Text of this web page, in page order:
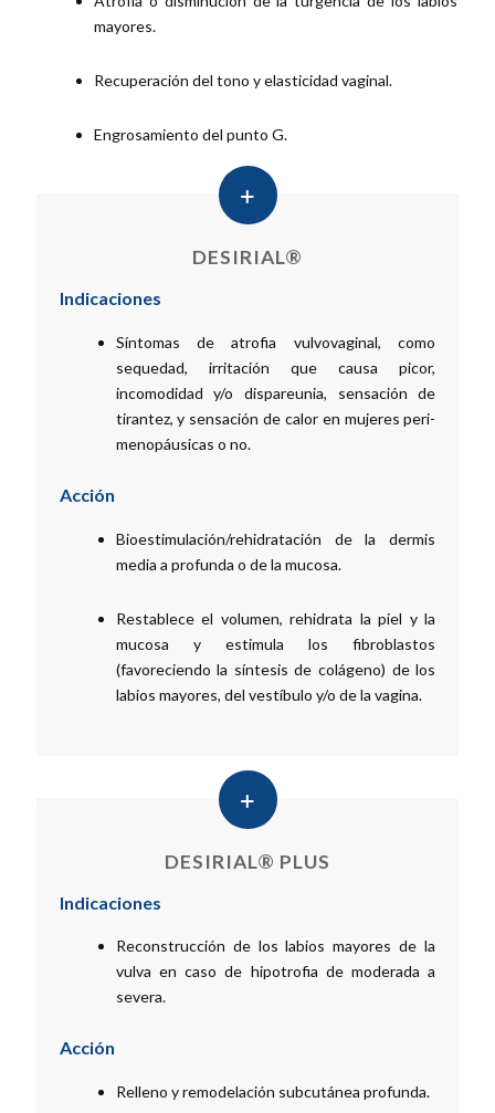
mayores.
Recuperación del tono y elasticidad vaginal.
Engrosamiento del punto G.
DESIRIAL®
Indicaciones
Síntomas de atrofia vulvovaginal, como
sequedad, irritación que causa picor,
incomodidad y/o dispareunia, sensación de
tirantez, y sensación de calor en mujeres peri-
menopáusicas o no.
Acción
Bioestimulación/rehidratación de la dermis
media a profunda o de la mucosa.
Restablece el volumen, rehidrata la piel y la
mucosa y estimula los fibroblastos
(favoreciendo la síntesis de colágeno) de los
labios mayores, del vestíbulo y/o de la vagina.
DESIRIAL® PLUS
Indicaciones
Reconstrucción de los labios mayores de la
vulva en caso de hipotrofia de moderada a
severa.
Acción
Relleno y remodelación subcutánea profunda.